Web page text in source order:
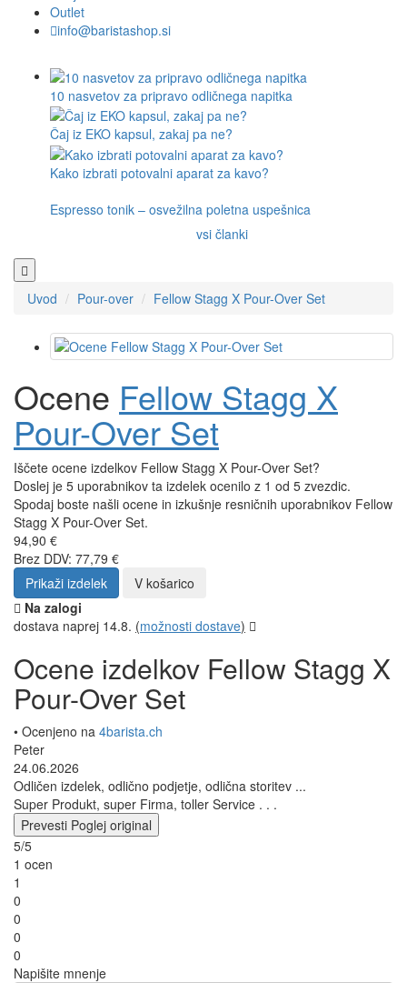
Outlet
info@baristashop.si
10 nasvetov za pripravo odličnega napitka
Čaj iz EKO kapsul, zakaj pa ne?
Kako izbrati potovalni aparat za kavo?
Espresso tonik – osvežilna poletna uspešnica
vsi članki
Uvod Pour-over Fellow Stagg X Pour-Over Set
Ocene Fellow Stagg X
Pour-Over Set
Iščete ocene izdelkov Fellow Stagg X Pour-Over Set?
Doslej je 5 uporabnikov ta izdelek ocenilo z 1 od 5 zvezdic.
Spodaj boste našli ocene in izkušnje resničnih uporabnikov Fellow
Stagg X Pour-Over Set.
94,90 €
Brez DDV: 77,79 €
Prikaži izdelek
V košarico
Na zalogi
dostava naprej 14.8. (možnosti dostave)
Ocene izdelkov Fellow Stagg X
Pour-Over Set
• Ocenjeno na 4barista.ch
Peter
24.06.2026
Odličen izdelek, odlično podjetje, odlična storitev ...
Super Produkt, super Firma, toller Service . . .
Prevesti Poglej original
5/5
1 ocen
1
0
0
0
0
Napišite mnenje